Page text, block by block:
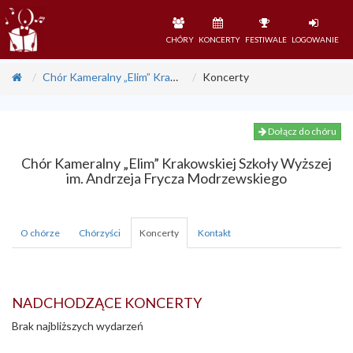
CHÓRY KONCERTY FESTIWALE LOGOWANIE
Chór Kameralny „Elim” Krakowskiej Szkoły Wyższej im. Andrzeja Frycza Modrzewskiego Koncerty
Dołącz do chóru
Chór Kameralny „Elim” Krakowskiej Szkoły Wyższej
im. Andrzeja Frycza Modrzewskiego
O chórze Chórzyści Koncerty Kontakt
NADCHODZĄCE KONCERTY
Brak najbliższych wydarzeń